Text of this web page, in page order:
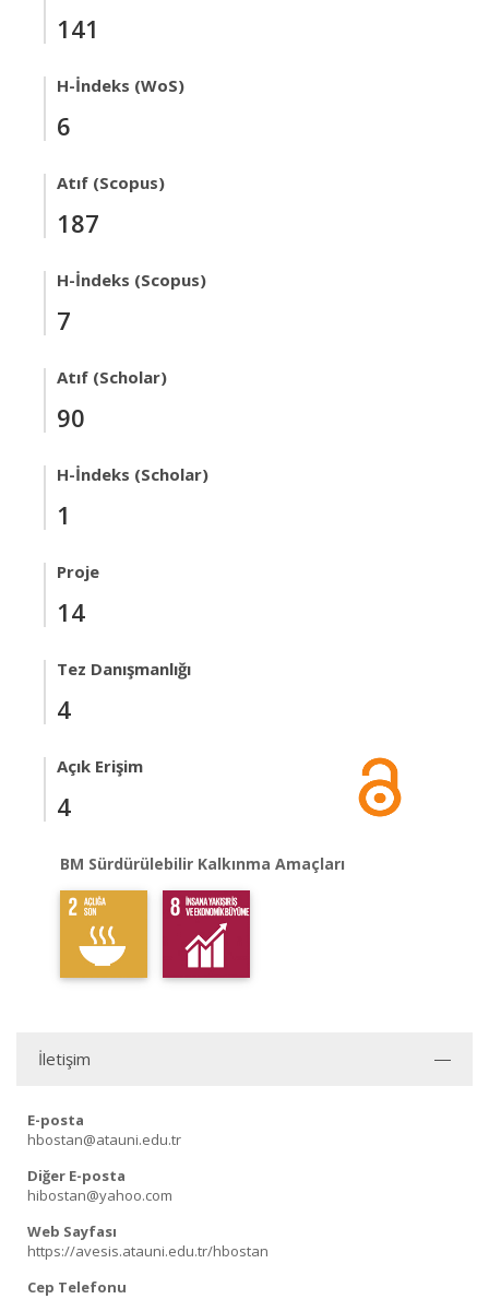
141
H-İndeks (WoS)
6
Atıf (Scopus)
187
H-İndeks (Scopus)
7
Atıf (Scholar)
90
H-İndeks (Scholar)
1
Proje
14
Tez Danışmanlığı
4
Açık Erişim
4
BM Sürdürülebilir Kalkınma Amaçları
İletişim
E-posta
hbostan@atauni.edu.tr
Diğer E-posta
hibostan@yahoo.com
Web Sayfası
https://avesis.atauni.edu.tr/hbostan
Cep Telefonu